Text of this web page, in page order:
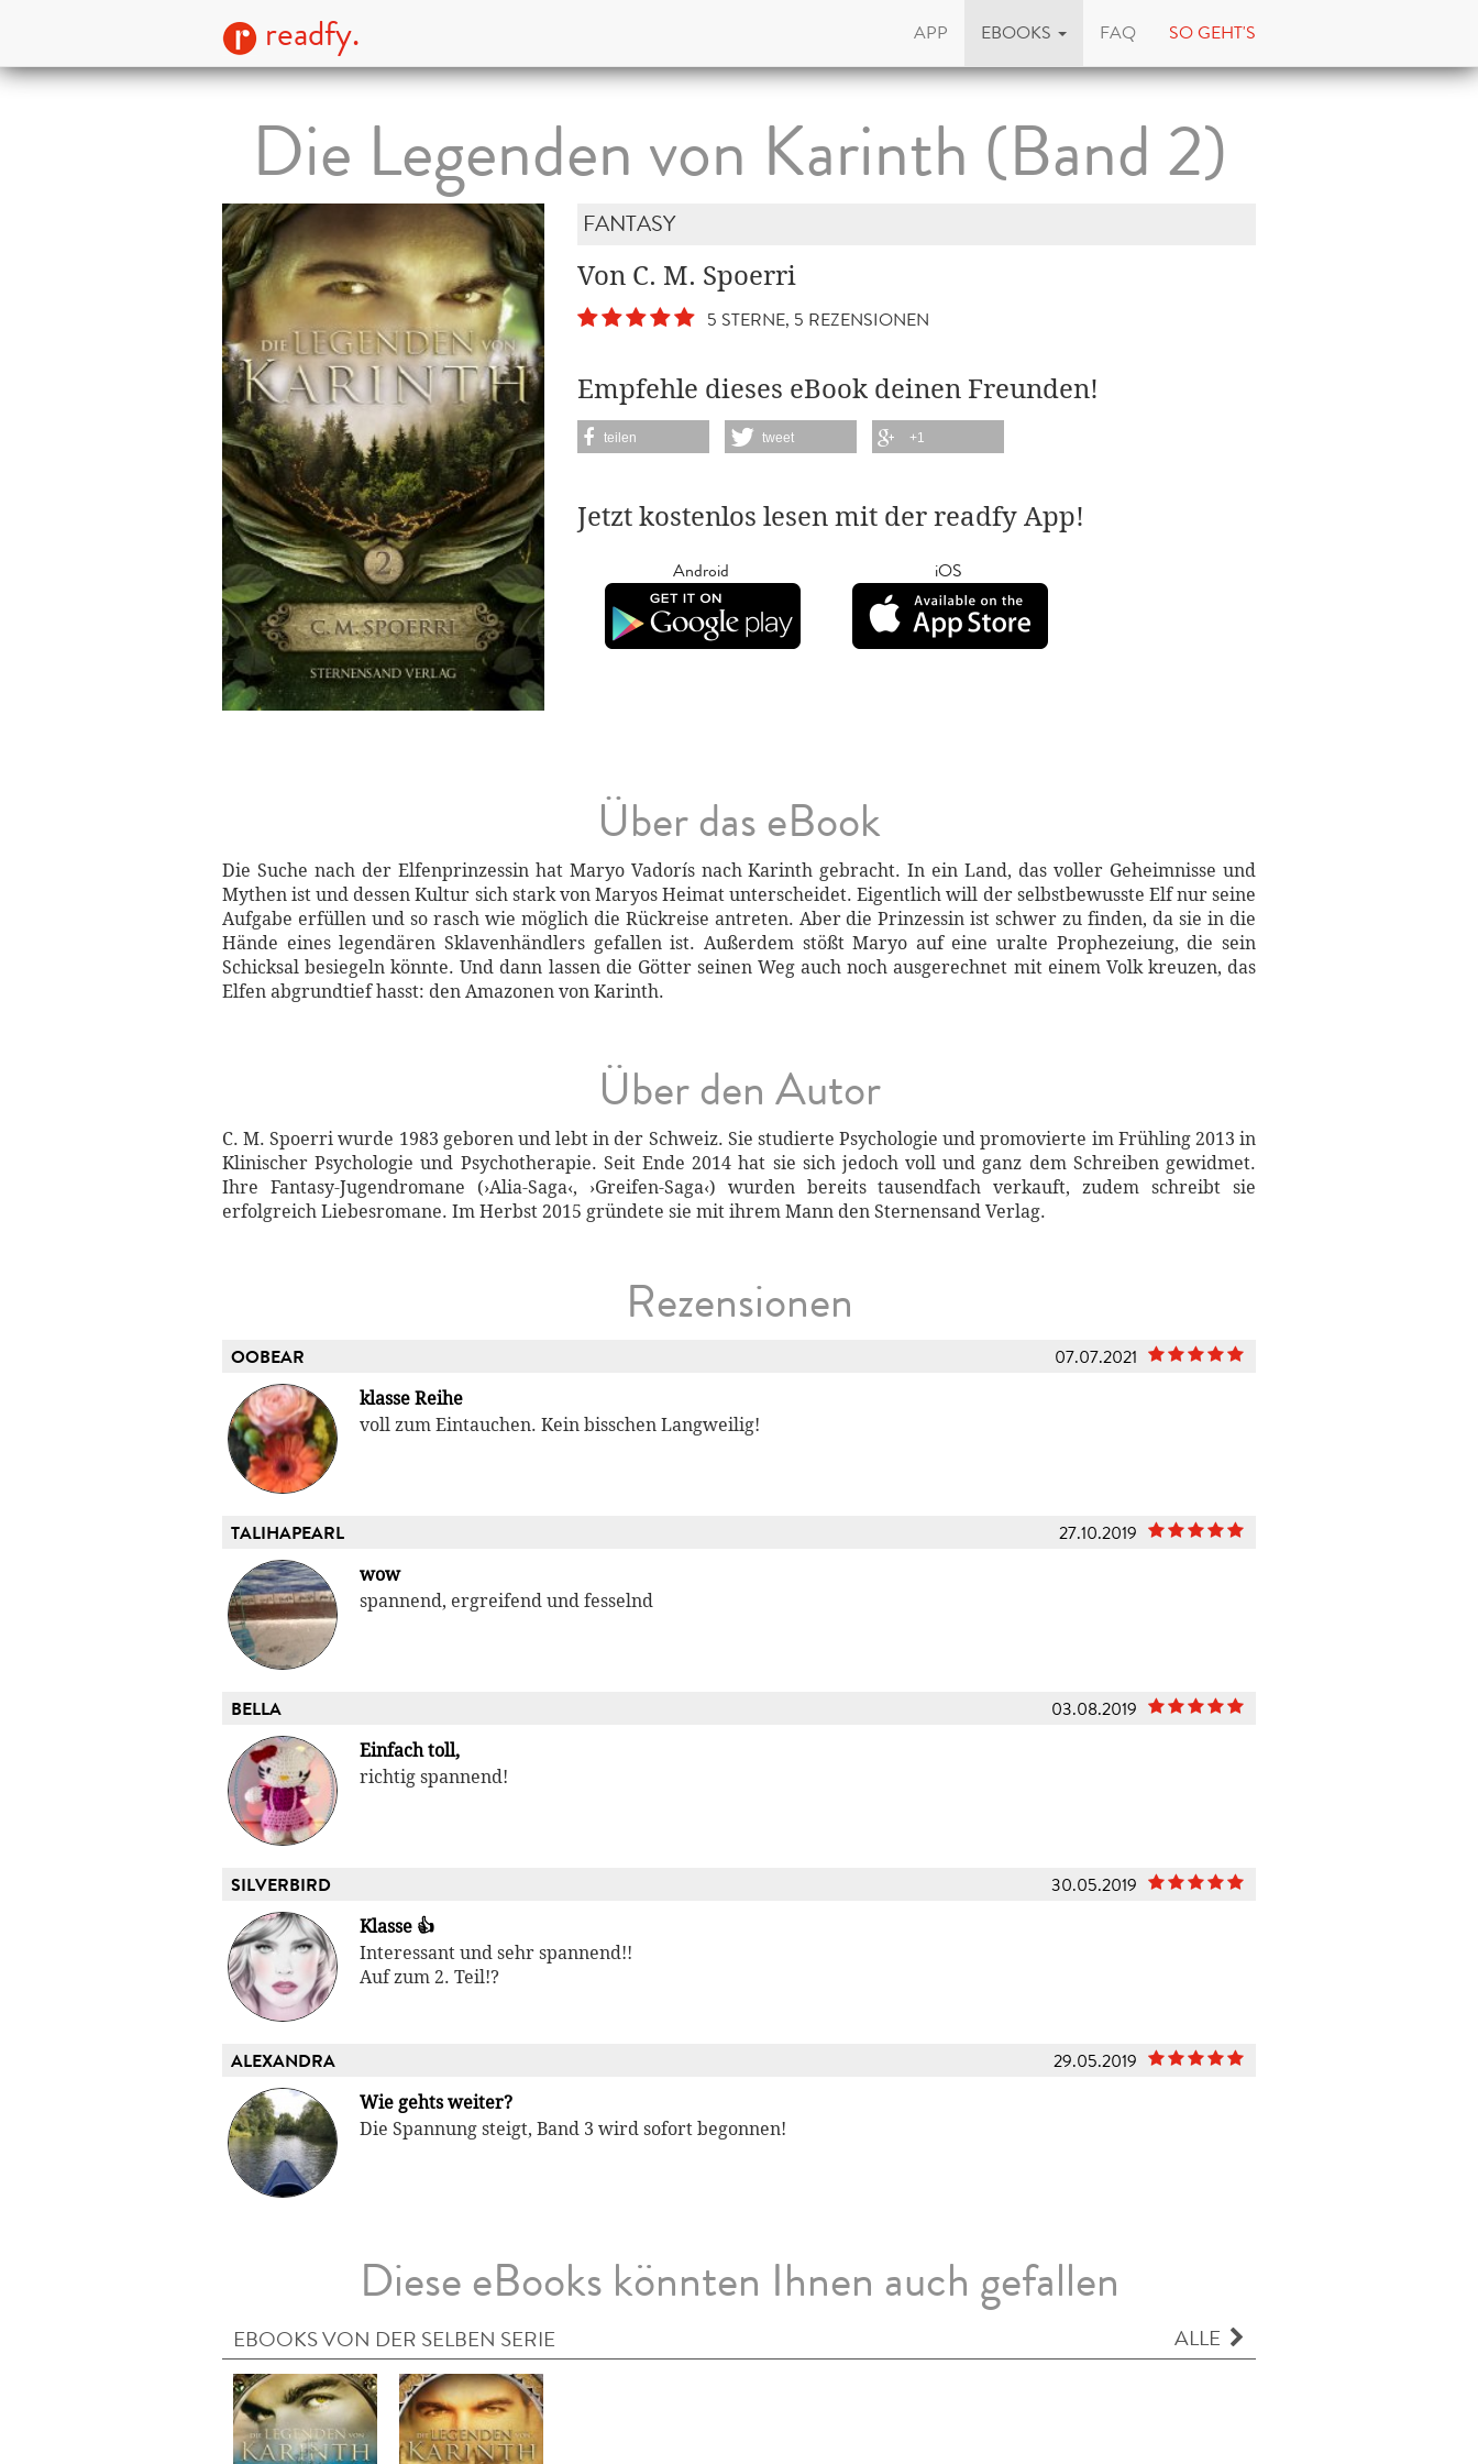
readfy. APP EBOOKS FAQ SO GEHT'S
Die Legenden von Karinth (Band 2)
FANTASY
Von C. M. Spoerri
5 STERNE, 5 REZENSIONEN
Empfehle dieses eBook deinen Freunden!
teilen tweet +1
Jetzt kostenlos lesen mit der readfy App!
Android iOS
Über das eBook
Die Suche nach der Elfenprinzessin hat Maryo Vadorís nach Karinth gebracht. In ein Land, das voller Geheimnisse und
Mythen ist und dessen Kultur sich stark von Maryos Heimat unterscheidet. Eigentlich will der selbstbewusste Elf nur seine
Aufgabe erfüllen und so rasch wie möglich die Rückreise antreten. Aber die Prinzessin ist schwer zu finden, da sie in die
Hände eines legendären Sklavenhändlers gefallen ist. Außerdem stößt Maryo auf eine uralte Prophezeiung, die sein
Schicksal besiegeln könnte. Und dann lassen die Götter seinen Weg auch noch ausgerechnet mit einem Volk kreuzen, das
Elfen abgrundtief hasst: den Amazonen von Karinth.
Über den Autor
C. M. Spoerri wurde 1983 geboren und lebt in der Schweiz. Sie studierte Psychologie und promovierte im Frühling 2013 in
Klinischer Psychologie und Psychotherapie. Seit Ende 2014 hat sie sich jedoch voll und ganz dem Schreiben gewidmet.
Ihre Fantasy-Jugendromane (›Alia-Saga‹, ›Greifen-Saga‹) wurden bereits tausendfach verkauft, zudem schreibt sie
erfolgreich Liebesromane. Im Herbst 2015 gründete sie mit ihrem Mann den Sternensand Verlag.
Rezensionen
OOBEAR 07.07.2021
klasse Reihe
voll zum Eintauchen. Kein bisschen Langweilig!
TALIHAPEARL 27.10.2019
wow
spannend, ergreifend und fesselnd
BELLA 03.08.2019
Einfach toll,
richtig spannend!
SILVERBIRD 30.05.2019
Klasse 👍
Interessant und sehr spannend!!
Auf zum 2. Teil!?
ALEXANDRA 29.05.2019
Wie gehts weiter?
Die Spannung steigt, Band 3 wird sofort begonnen!
Diese eBooks könnten Ihnen auch gefallen
EBOOKS VON DER SELBEN SERIE ALLE